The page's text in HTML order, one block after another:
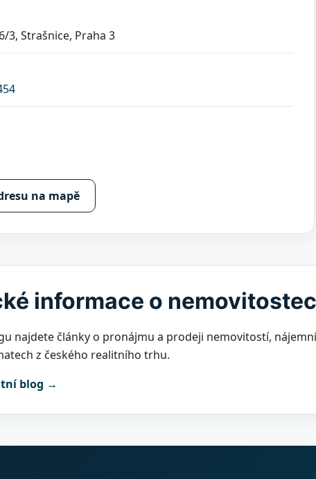
3, Strašnice, Praha 3
na mapě
informace o
najdete články o pronájmu a prodeji nemovitostí,
z českého realitního trhu.
blog →